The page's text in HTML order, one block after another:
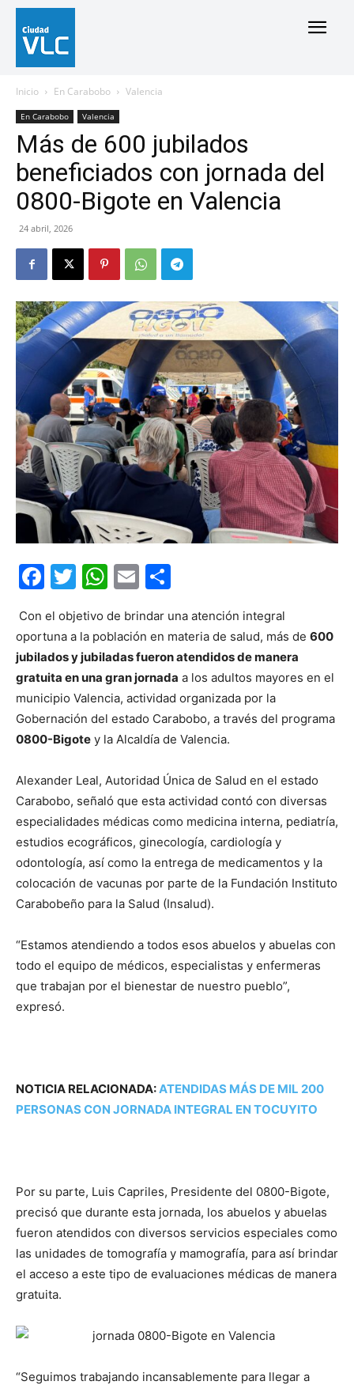
Inicio En Carabobo Valencia
En Carabobo Valencia
Más de 600 jubilados
beneficiados con jornada del
0800-Bigote en Valencia
24 abril, 2026
Facebook
Twitter
WhatsApp
Email
Con el objetivo de brindar una atención integral
oportuna a la población en materia de salud, más de 600
jubilados y jubiladas fueron atendidos de manera
gratuita en una gran jornada a los adultos mayores en el
municipio Valencia, actividad organizada por la
Gobernación del estado Carabobo, a través del programa
0800-Bigote y la Alcaldía de Valencia.
Alexander Leal, Autoridad Única de Salud en el estado
Carabobo, señaló que esta actividad contó con diversas
especialidades médicas como medicina interna, pediatría,
estudios ecográficos, ginecología, cardiología y
odontología, así como la entrega de medicamentos y la
colocación de vacunas por parte de la Fundación Instituto
Carabobeño para la Salud (Insalud).
“Estamos atendiendo a todos esos abuelos y abuelas con
todo el equipo de médicos, especialistas y enfermeras
que trabajan por el bienestar de nuestro pueblo”,
expresó.
NOTICIA RELACIONADA:ATENDIDAS MÁS DE MIL 200
PERSONAS CON JORNADA INTEGRAL EN TOCUYITO
Por su parte, Luis Capriles, Presidente del 0800-Bigote,
precisó que durante esta jornada, los abuelos y abuelas
fueron atendidos con diversos servicios especiales como
las unidades de tomografía y mamografía, para así brindar
el acceso a este tipo de evaluaciones médicas de manera
gratuita.
“Seguimos trabajando incansablemente para llegar a